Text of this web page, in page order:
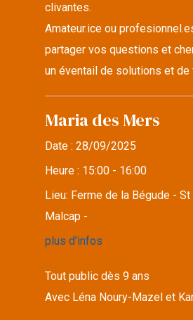
clivantes.
Amateur.ice ou
partager vos questions et
un éventail de solutions et de
Maria des Mers
Date :28/09/2025
Heure : 15:00 - 16:00
Lieu: Ferme de la Bégude -
Malcap -
plus d'infos
Tout public dès 9 ans
Avec Léna Noury-Mazel et